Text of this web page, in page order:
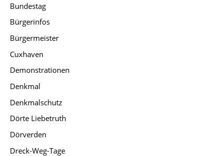
Bundestag
Bürgerinfos
Bürgermeister
Cuxhaven
Demonstrationen
Denkmal
Denkmalschutz
Dörte Liebetruth
Dörverden
Dreck-Weg-Tage